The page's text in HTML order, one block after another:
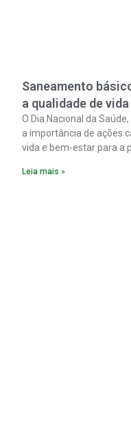
Saneamento
a qualidade de vida
O Dia Nacional da
a importância de ações
vida e bem-estar para a
serviços de coleta e
Leia mais »